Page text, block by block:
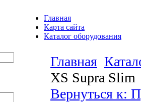
Главная
Карта сайта
Каталог оборудования
Главная
XS Supra Slim
Вернуться к: